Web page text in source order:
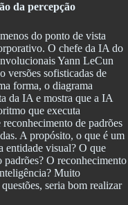
da percepção
do ponto de vista
O chefe da IA do
Yann LeCun
versões sofisticadas de
forma, o diagrama
da IA e mostra que a IA
que executa
reconhecimento de padrões
A propósito, o que é um
entidade visual? O que
O reconhecimento
Muito
seria bom realizar